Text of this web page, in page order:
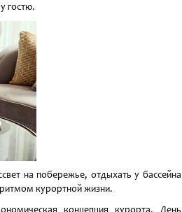
гостю.
на побережье, отдыхать у бассейна
курортной жизни.